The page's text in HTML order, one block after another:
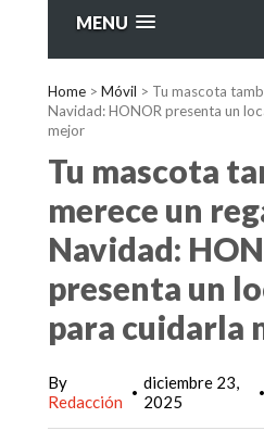
MENU
Home > Móvil > Tu mascota
Navidad: HONOR presenta un
mejor
Tu mascota
merece un
Navidad:
presenta un
para cuidarla
By
Redacción
• diciembre 23,
2025
•